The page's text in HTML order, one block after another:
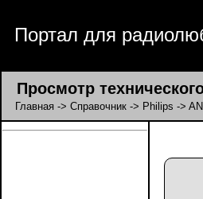
Портал для
Просмотр
Главная -> Справочник -> Philips ->